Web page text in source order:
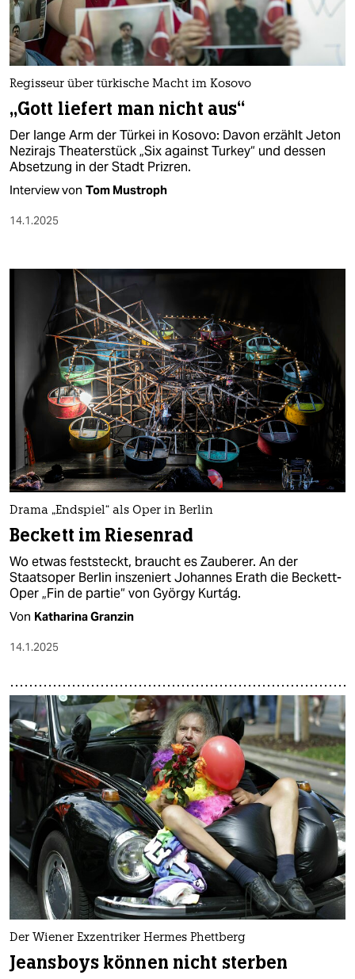
Regisseur über türkische Macht im Kosovo
„Gott liefert man nicht aus“
Der lange Arm der Türkei in Kosovo: Davon erzählt Jeton
Nezirajs Theaterstück „Six against Turkey“ und dessen
Absetzung in der Stadt Prizren.
Interview von Tom Mustroph
14.1.2025
Drama „Endspiel“ als Oper in Berlin
Beckett im Riesenrad
Wo etwas feststeckt, braucht es Zauberer. An der
Staatsoper Berlin inszeniert Johannes Erath die Beckett-
Oper „Fin de partie“ von György Kurtág.
Von Katharina Granzin
14.1.2025
Der Wiener Exzentriker Hermes Phettberg
Jeansboys können nicht sterben